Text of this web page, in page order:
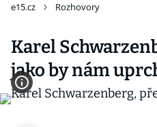
e15.cz Rozhovory
Karel
jako by nám